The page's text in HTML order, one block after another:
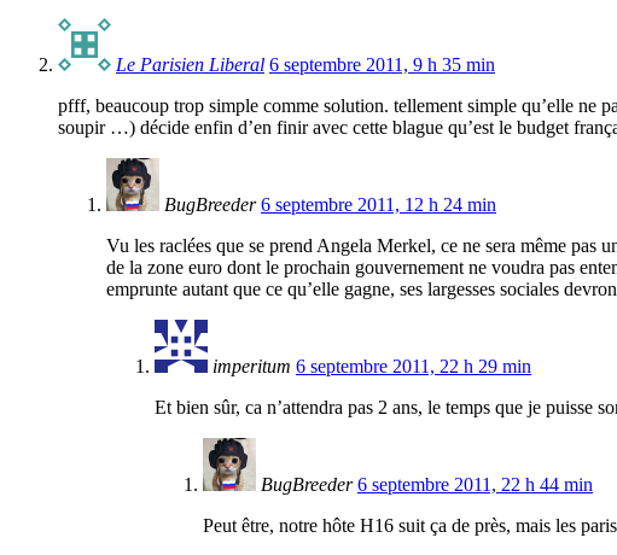
Le Parisien Liberal 6 septembre 2011, 9 h 35 min
pfff, beaucoup trop simple comme solution. tellement simple qu’elle ne
soupir …) décide enfin d’en finir avec cette blague qu’est le budget
BugBreeder 6 septembre 2011, 12 h 24 min
Vu les raclées que se prend Angela Merkel, ce ne sera même pas
de la zone euro dont le prochain gouvernement ne voudra pas
emprunte autant que ce qu’elle gagne, ses largesses sociales
imperitum 6 septembre 2011, 22 h 29 min
Et bien sûr, ca n’attendra pas 2 ans, le temps que je puisse
BugBreeder 6 septembre 2011, 22 h 44 min
Peut être, notre hôte H16 suit ça de près, mais les